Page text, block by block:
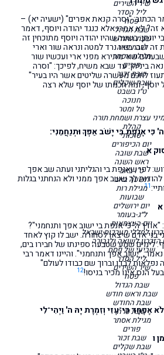
שיר השירים
ליל הסדר
פסח
שבת הגדול
שבת החודש
שבת פרה
מגילת אסתר
פורים
שבת זכור
שבת שקלים
ט״ו בשבט
חנוכה
טל ומטר
עצרת ושמחת תורה
קהלת
סוכות
יום הכיפורים
שבת שובה
ראש השנה
ט"ו באב
תשעה באב
מגילת רות
שבועות
יום ירושלים
ל״ג-בעומר
יום העצמאות
לחללי מערכות ישראל
הזכרון לשואה ולגבורה
שביעי של פסח
ליל הסדר
שיר השירים
פסח
שבת הגדול
שבת וראש חודש
שבת החודש
שבת פרה
מגילת אסתר
פורים
שבת זכור
שבת שקלים
הכתוב: "וסרה קנאת אפרים" (ישעיה יא) –
לא אמרו אלא כנגד יהודה ויוסף, דאמר
בשעה שהיו יהודה ויוסף מתוכחין זה
לזה: בואו נרד למטה ונראה שור וארי
שור מתירא מפני ארי ועכשיו שור
ביניהן. עד שבא משיח, לפיכך: "וסרה
לחכם מעשרה שליטים אשר היו בעיר"
ומה חכמתו של יוסף שלא רצה
כִּי אָנַפְתָּ בִּי יָשֹׁב אַפְּךָ וּתְנַחֲמֵנִי:
א
לפי שאנפת בי והגליתני ועתה שב אפך
להודות לך ששב אפך ממני ולא הנחתני בגלות
11
ה' כי אנפת בי ישוב אפך ותנחמני"?
אדם שיצאו לסחורה. ישב לו קוץ לאחד
לימים שמע שטבעה ספינתו של חבירו בים,
"ישוב אפך ותנחמני". והיינו דאמר רבי
לבדו וברוך שם כבודו לעולם"
הנס אינו מכיר בניסו!12
אֶפְחָד כִּי־עָזִּי וְזִמְרָת יָהּ ה' וַיְהִי־לִי
ו